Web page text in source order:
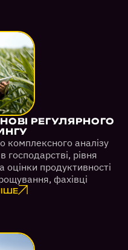
РЕГУЛЯРНОГО
комплексного аналізу
господарстві, рівня
оцінки продуктивності
фахівці